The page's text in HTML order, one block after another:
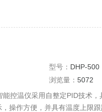
内装有微型风扇，可以保证培
型号： DHP-500
浏览量： 5072
控温仪采用自整定PID技术，
操作方便，并具有温度上限